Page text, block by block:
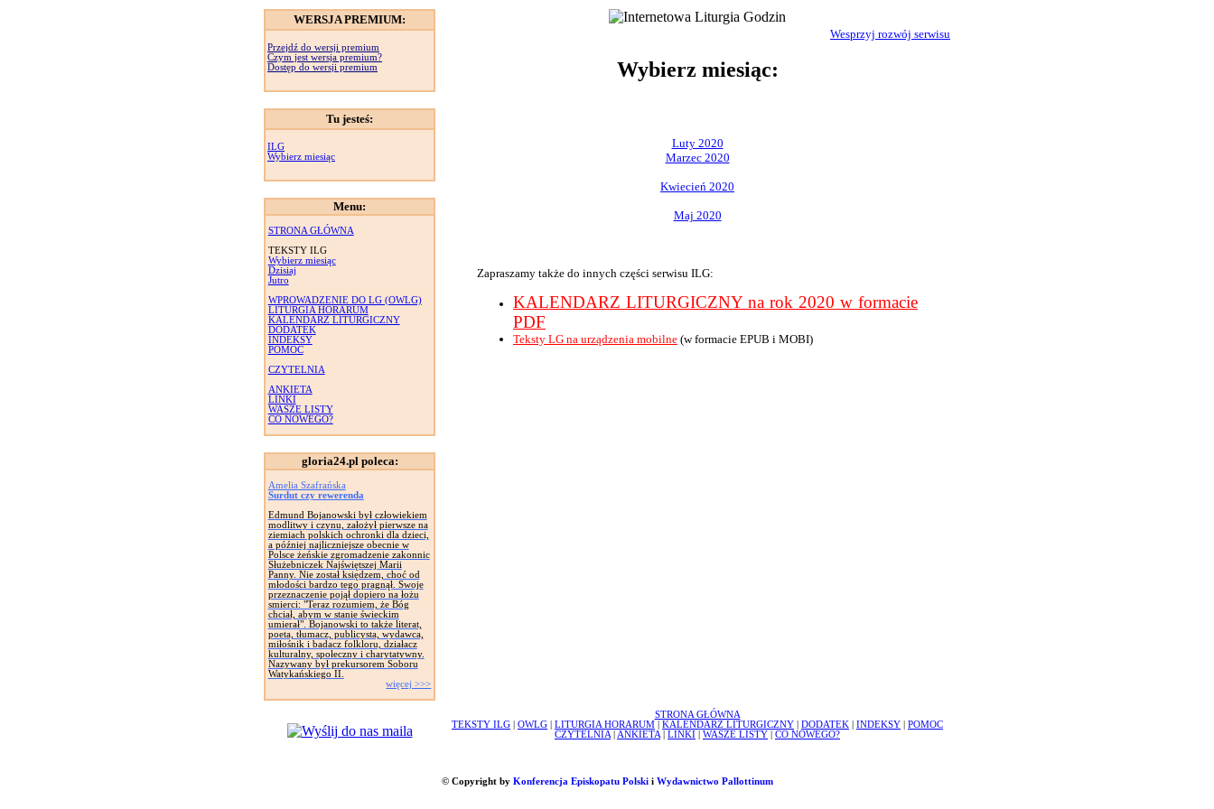
WERSJA PREMIUM:
Przejdź do wersji premium
Czym jest wersja premium?
Dostęp do wersji premium
Tu jesteś:
ILG
Wybierz miesiąc
Menu:
STRONA GŁÓWNA
TEKSTY ILG
Wybierz miesiąc
Dzisiaj
Jutro
WPROWADZENIE DO LG (OWLG)
LITURGIA HORARUM
KALENDARZ LITURGICZNY
DODATEK
INDEKSY
POMOC
CZYTELNIA
ANKIETA
LINKI
WASZE LISTY
CO NOWEGO?
gloria24.pl poleca:
Amelia Szafrańska
Surdut czy rewerenda
Edmund Bojanowski był człowiekiem
modlitwy i czynu, założył pierwsze na
ziemiach polskich ochronki dla dzieci,
a później najliczniejsze obecnie w
Polsce żeńskie zgromadzenie zakonnic
Służebniczek Najświętszej Marii
Panny. Nie został księdzem, choć od
młodości bardzo tego pragnął. Swoje
przeznaczenie pojął dopiero na łożu
smierci: "Teraz rozumiem, że Bóg
chciał, abym w stanie świeckim
umierał". Bojanowski to także literat,
poeta, tłumacz, publicysta, wydawca,
miłośnik i badacz folkloru, działacz
kulturalny, społeczny i charytatywny.
Nazywany był prekursorem Soboru
Watykańskiego II.
więcej >>>
Wesprzyj rozwój serwisu
Wybierz miesiąc:
Luty 2020
Marzec 2020
Kwiecień 2020
Maj 2020
Zapraszamy także do innych części serwisu ILG:
KALENDARZ LITURGICZNY na rok 2020 w formacie
PDF
Teksty LG na urządzenia mobilne (w formacie EPUB i MOBI)
STRONA GŁÓWNA
TEKSTY ILG
OWLG LITURGIA HORARUM KALENDARZ LITURGICZNY DODATEK INDEKSY
POMOC
CZYTELNIA
ANKIETA LINKI WASZE LISTY CO NOWEGO?
© Copyright by Konferencja Episkopatu Polskii Wydawnictwo Pallottinum